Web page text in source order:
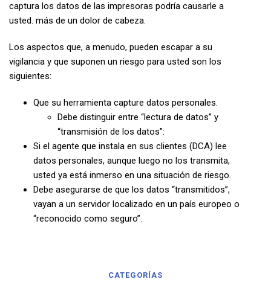
captura los datos de las impresoras podría causarle a
usted. más de un dolor de cabeza.
Los aspectos que, a menudo, pueden escapar a su
vigilancia y que suponen un riesgo para usted son los
siguientes:
Que su herramienta capture datos personales.
Debe distinguir entre “lectura de datos” y
“transmisión de los datos”:
Si el agente que instala en sus clientes (DCA) lee
datos personales, aunque luego no los transmita,
usted ya está inmerso en una situación de riesgo.
Debe asegurarse de que los datos “transmitidos”,
vayan a un servidor localizado en un país europeo o
“reconocido como seguro”.
CATEGORÍAS